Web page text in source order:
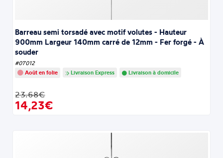
Barreau semi torsadé avec motif volutes - Hauteur
900mm Largeur 140mm carré de 12mm - Fer forgé - À
souder
#07012
Août en folie
Livraison Express Livraison à domicile
23.68€
14,23€